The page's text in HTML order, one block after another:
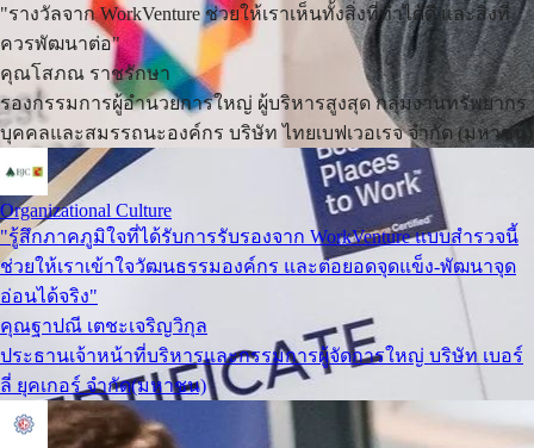
"รางวัลจาก WorkVenture ช่วยให้เราเห็นทั้งสิ่งที่ทำได้ดี และสิ่งที่
ควรพัฒนาต่อ"
คุณโสภณ ราชรักษา
รองกรรมการผู้อำนวยการใหญ่ ผู้บริหารสูงสุด กลุ่มงานทรัพยากร
บุคคลและสมรรถนะองค์กร บริษัท ไทยเบฟเวอเรจ จำกัด (มหาชน)
Organizational Culture
"รู้สึกภาคภูมิใจที่ได้รับการรับรองจาก WorkVenture แบบสำรวจนี้
ช่วยให้เราเข้าใจวัฒนธรรมองค์กร และต่อยอดจุดแข็ง-พัฒนาจุด
อ่อนได้จริง"
คุณฐาปณี เตชะเจริญวิกุล
ประธานเจ้าหน้าที่บริหารและกรรมการผู้จัดการใหญ่ บริษัท เบอร์
ลี่ ยุคเกอร์ จำกัด(มหาชน)